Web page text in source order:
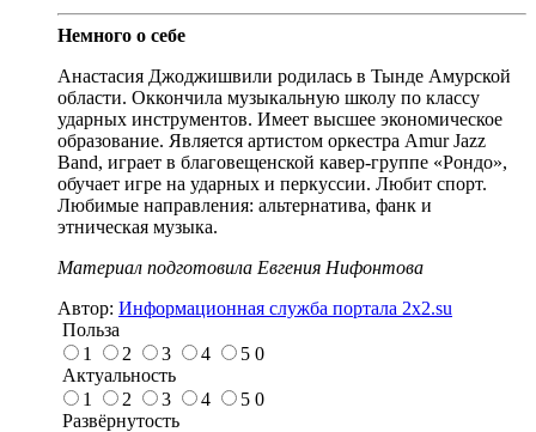
Немного о себе
Анастасия Джоджишвили родилась в Тынде Амурской
области. Оккончила музыкальную школу по классу
ударных инструментов. Имеет высшее экономическое
образование. Является артистом оркестра Amur Jazz
Band, играет в благовещенской кавер-группе «Рондо»,
обучает игре на ударных и перкуссии. Любит спорт.
Любимые направления: альтернатива, фанк и
этническая музыка.
Материал подготовила Евгения Нифонтова
Автор: Информационная служба портала 2x2.su
Польза
1
2 3 4 5 0
Актуальность
1
2 3 4 5 0
Развёрнутость